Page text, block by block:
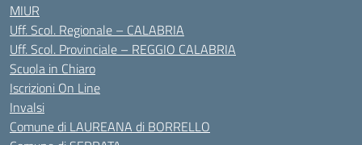
MIUR
Uff. Scol. Regionale – CALABRIA
Uff. Scol. Provinciale – REGGIO CALABRIA
Scuola in Chiaro
Iscrizioni On Line
Invalsi
Comune di LAUREANA di BORRELLO